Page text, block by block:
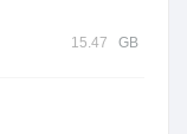
15.47 GB